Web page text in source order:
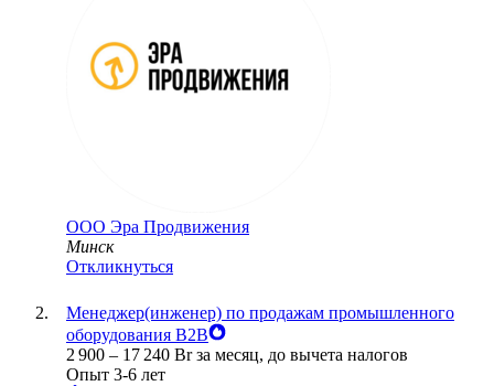
ООО Эра Продвижения
Минск
Откликнуться
Менеджер(инженер) по продажам промышленного
оборудования B2B
2 900 – 17 240 Br за месяц, до вычета налогов
Опыт 3-6 лет